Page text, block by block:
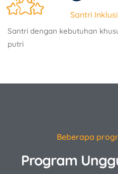
Santri Inklusi
Santri dengan kebutuhan
putri
Beberapa
Program